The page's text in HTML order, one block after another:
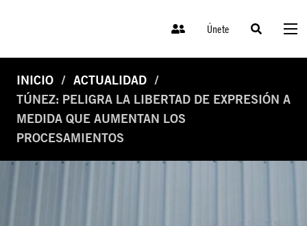
Únete
INICIO
ACTUALIDAD
TÚNEZ: PELIGRA LA LIBERTAD DE EXPRESIÓN A
MEDIDA QUE AUMENTAN LOS
PROCESAMIENTOS